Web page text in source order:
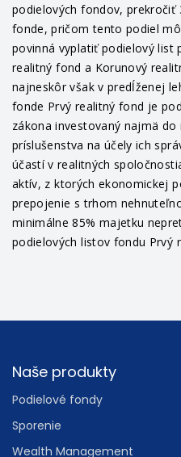
podielových fondov, prekročiť
fonde, pričom tento podiel
povinná vyplatiť podielový list
realitný fond a Korunový
najneskôr však v predĺženej
fonde Prvý realitný fond je
zákona investovaný najmä
príslušenstva na účely ich
účastí v realitných
aktív, z ktorých ekonomickej
prepojenie s trhom
minimálne 85% majetku
podielových listov fondu Prvý
Footer
Naše produkty
Podielové fondy
Sporenie
Wealth Management